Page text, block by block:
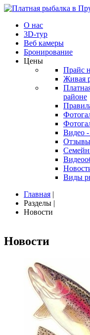
О нас
3D-тур
Веб камеры
Бронирование
Цены
Прайс
Живая
районе
Видео -
Виды
Главная |
Разделы |
Новости
Новости